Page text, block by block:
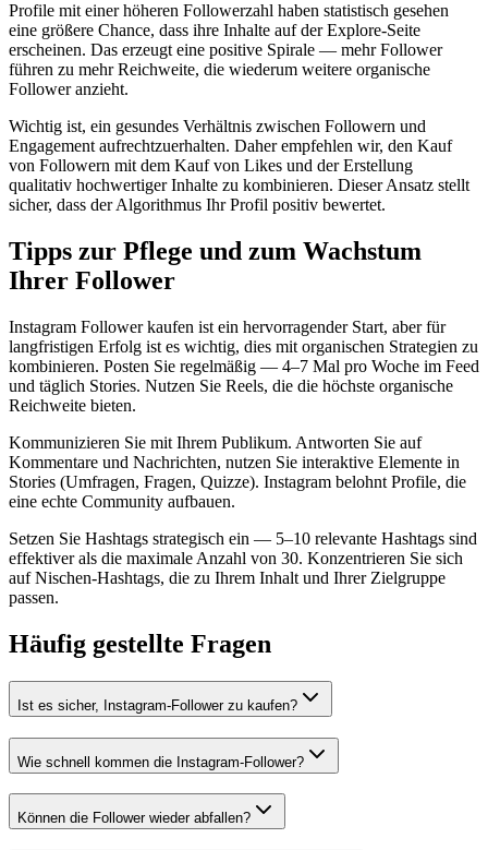
Profile mit einer höheren Followerzahl haben statistisch gesehen
eine größere Chance, dass ihre Inhalte auf der Explore-Seite
erscheinen. Das erzeugt eine positive Spirale — mehr Follower
führen zu mehr Reichweite, die wiederum weitere organische
Follower anzieht.
Wichtig ist, ein gesundes Verhältnis zwischen Followern und
Engagement aufrechtzuerhalten. Daher empfehlen wir, den Kauf
von Followern mit dem Kauf von Likes und der Erstellung
qualitativ hochwertiger Inhalte zu kombinieren. Dieser Ansatz stellt
sicher, dass der Algorithmus Ihr Profil positiv bewertet.
Tipps zur Pflege und zum Wachstum
Ihrer Follower
Instagram Follower kaufen ist ein hervorragender Start, aber für
langfristigen Erfolg ist es wichtig, dies mit organischen Strategien zu
kombinieren. Posten Sie regelmäßig — 4–7 Mal pro Woche im Feed
und täglich Stories. Nutzen Sie Reels, die die höchste organische
Reichweite bieten.
Kommunizieren Sie mit Ihrem Publikum. Antworten Sie auf
Kommentare und Nachrichten, nutzen Sie interaktive Elemente in
Stories (Umfragen, Fragen, Quizze). Instagram belohnt Profile, die
eine echte Community aufbauen.
Setzen Sie Hashtags strategisch ein — 5–10 relevante Hashtags sind
effektiver als die maximale Anzahl von 30. Konzentrieren Sie sich
auf Nischen-Hashtags, die zu Ihrem Inhalt und Ihrer Zielgruppe
passen.
Häufig gestellte Fragen
Ist es sicher, Instagram-Follower zu kaufen?
Wie schnell kommen die Instagram-Follower?
Können die Follower wieder abfallen?